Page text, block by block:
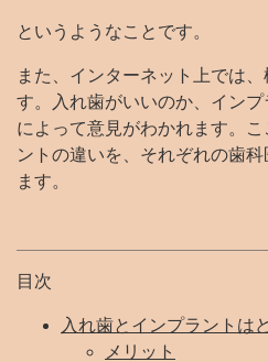
というようなことです。
また、インターネット上では
す。入れ歯がいいのか、イン
によって意見がわかれます。
ントの違いを、それぞれの歯
ます。
目次
入れ歯とインプラントは
メリット